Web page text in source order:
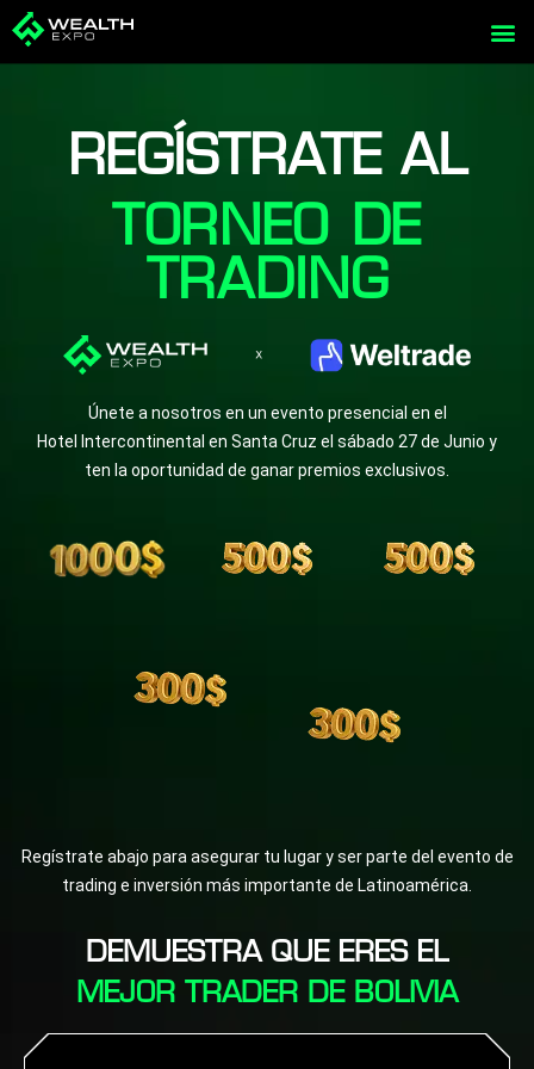
contenido
REGÍSTRATE AL
TORNEO DE
TRADING
Únete a nosotros en un evento presencial en el
Hotel Intercontinental en Santa Cruz el sábado 27 de Junio y
ten la oportunidad de ganar premios exclusivos.
Regístrate abajo para asegurar tu lugar y ser parte del evento de
trading e inversión más importante de Latinoamérica.
DEMUESTRA QUE ERES EL
MEJOR TRADER DE BOLIVIA